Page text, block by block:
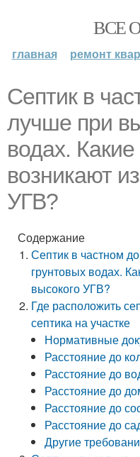
ВСЕ
главная ремонт
Септик в
лучше при
водах.
возникают
УГВ?
Содержание
Септик в частном
грунтовых водах.
высокого УГВ?
Где расположить
септика на участке
Нормативные
Расстояние до
Расстояние до
Расстояние до
Расстояние до
Расстояние до
Другие